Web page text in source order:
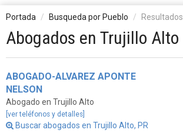
Portada Busqueda por Pueblo Resultados
Abogados en Trujillo Alto
ABOGADO-ALVAREZ APONTE
NELSON
Abogado en Trujillo Alto
[ver teléfonos y detalles]
Buscar abogados en Trujillo Alto, PR